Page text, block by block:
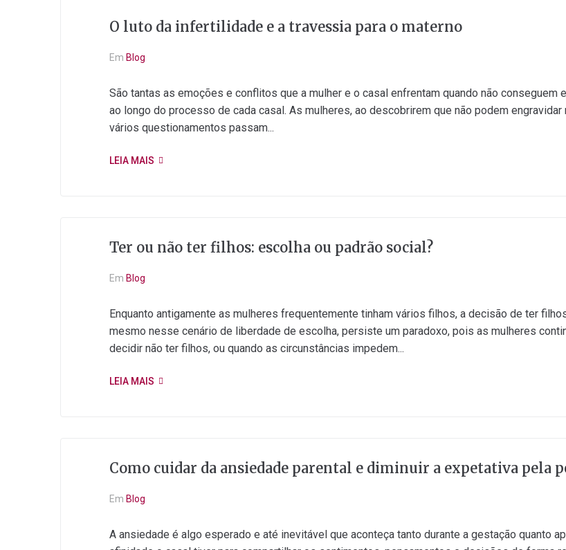
O luto da infertilidade e a travessia para o materno
Em Blog
São tantas as emoções e conflitos que a mulher e o casal enfrentam quando não
ao longo do processo de cada casal. As mulheres, ao descobrirem que não podem
vários questionamentos passam...
LEIA MAIS
Ter ou não ter filhos: escolha ou padrão social?
Em Blog
Enquanto antigamente as mulheres frequentemente tinham vários filhos, a decisão de ter
mesmo nesse cenário de liberdade de escolha, persiste um paradoxo, pois as mulheres
decidir não ter filhos, ou quando as circunstâncias impedem...
LEIA MAIS
Como cuidar da ansiedade parental e diminuir a expetativa pela
Em Blog
A ansiedade é algo esperado e até inevitável que aconteça tanto durante a gestação quanto